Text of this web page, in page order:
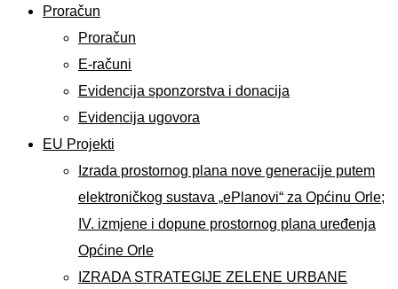
Proračun
Proračun
E-računi
Evidencija sponzorstva i donacija
Evidencija ugovora
EU Projekti
Izrada prostornog plana nove generacije putem
elektroničkog sustava „ePlanovi“ za Općinu Orle;
IV. izmjene i dopune prostornog plana uređenja
Općine Orle
IZRADA STRATEGIJE ZELENE URBANE